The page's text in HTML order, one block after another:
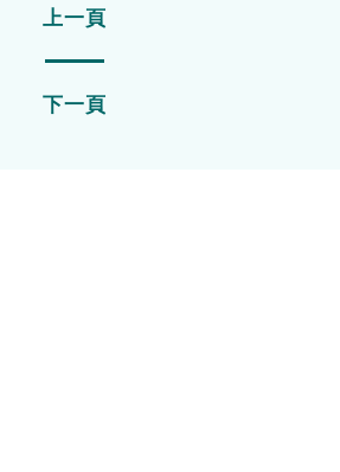
上一頁
下一頁